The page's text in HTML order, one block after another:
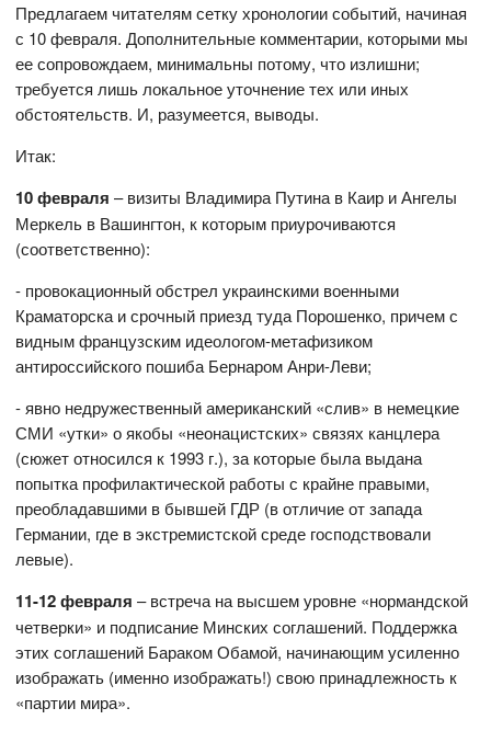
Предлагаем читателям сетку хронологии событий, начиная
с 10 февраля. Дополнительные комментарии, которыми мы
ее сопровождаем, минимальны потому, что излишни;
требуется лишь локальное уточнение тех или иных
обстоятельств. И, разумеется, выводы.
Итак:
10 февраля – визиты Владимира Путина в Каир и Ангелы
Меркель в Вашингтон, к которым приурочиваются
(соответственно):
- провокационный обстрел украинскими военными
Краматорска и срочный приезд туда Порошенко, причем с
видным французским идеологом-метафизиком
антироссийского пошиба Бернаром Анри-Леви;
- явно недружественный американский «слив» в немецкие
СМИ «утки» о якобы «неонацистских» связях канцлера
(сюжет относился к 1993 г.), за которые была выдана
попытка профилактической работы с крайне правыми,
преобладавшими в бывшей ГДР (в отличие от запада
Германии, где в экстремистской среде господствовали
левые).
11-12 февраля – встреча на высшем уровне «нормандской
четверки» и подписание Минских соглашений. Поддержка
этих соглашений Бараком Обамой, начинающим усиленно
изображать (именно изображать!) свою принадлежность к
«партии мира».